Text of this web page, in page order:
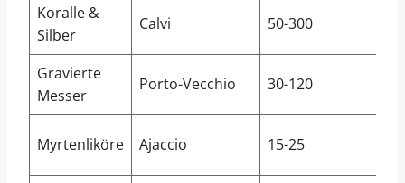
Koralle &
Silber
Calvi 50-300
Gravierte
Messer
Porto-Vecchio 30-120
Myrtenliköre Ajaccio 15-25